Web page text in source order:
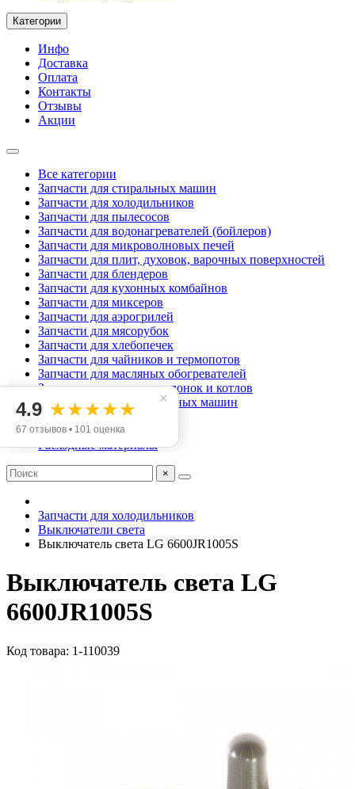
Категории
Инфо
Доставка
Оплата
Контакты
Отзывы
Акции
Все категории
Запчасти для стиральных машин
Запчасти для холодильников
Запчасти для пылесосов
Запчасти для водонагревателей (бойлеров)
Запчасти для микроволновых печей
Запчасти для плит, духовок, варочных поверхностей
Запчасти для блендеров
Запчасти для кухонных комбайнов
Запчасти для миксеров
Запчасти для аэрогрилей
Запчасти для мясорубок
Запчасти для хлебопечек
Запчасти для чайников и термопотов
Запчасти для масляных обогревателей
Запчасти для газовых колонок и котлов
Запчасти для посудомоечных машин
Кондиционирование
Инструмент
Расходные материалы
×
Запчасти для холодильников
Выключатели света
Выключатель света LG 6600JR1005S
Выключатель света LG
6600JR1005S
Код товара: 1-110039
×
4.9 ★★★★★
67 отзывов • 101 оценка